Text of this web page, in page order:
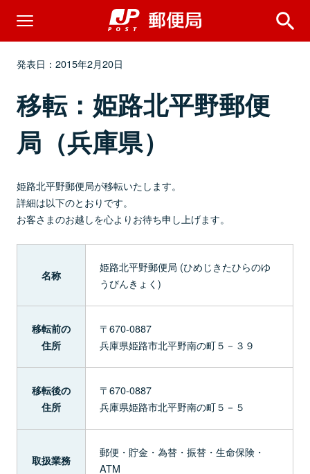
発表日：2015年2月20日
移転：姫路北平野郵便
局（兵庫県）
姫路北平野郵便局が移転いたします。
詳細は以下のとおりです。
お客さまのお越しを心よりお待ち申し上げます。
名称
姫路北平野郵便局 (ひめじきたひらのゆ
うびんきょく)
移転前の
住所
〒670-0887
兵庫県姫路市北平野南の町５－３９
移転後の
住所
〒670-0887
兵庫県姫路市北平野南の町５－５
取扱業務
郵便・貯金・為替・振替・生命保険・
ATM